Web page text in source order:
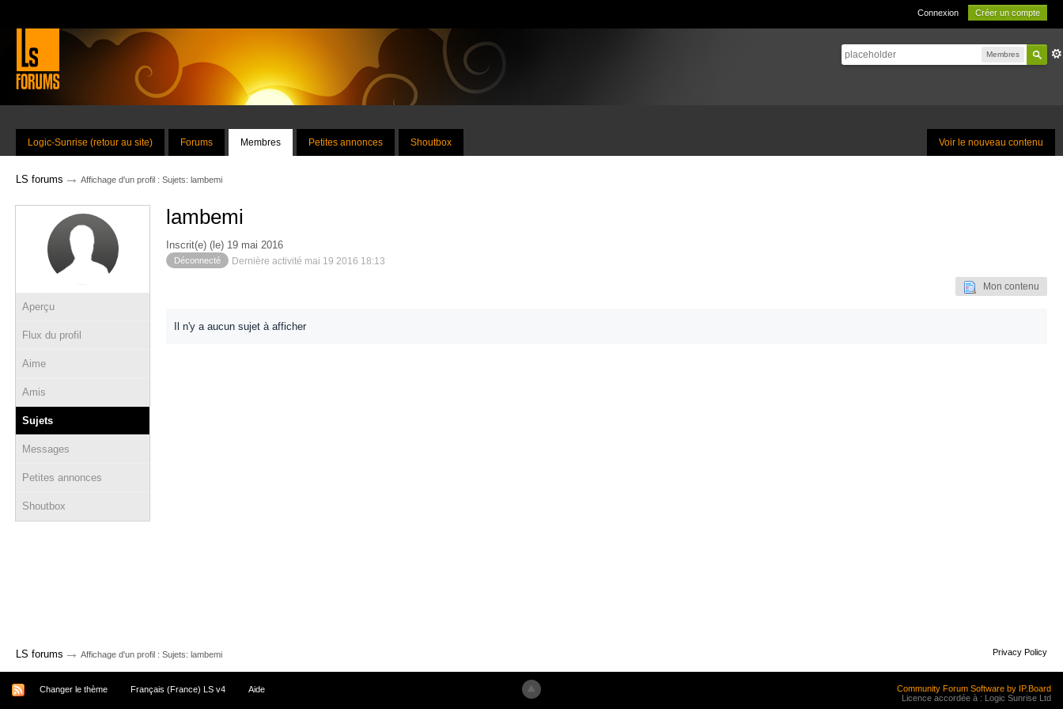
Connexion Créer un compte
Membres
Voir le nouveau contenu
Logic-Sunrise (retour au site) Forums Membres Petites annonces Shoutbox
LS forums → Affichage d'un profil : Sujets: lambemi
Aperçu
Flux du profil
Aime
Amis
Sujets
Messages
Petites annonces
Shoutbox
lambemi
Inscrit(e) (le) 19 mai 2016
Déconnecté Dernière activité mai 19 2016 18:13
Mon contenu
Il n'y a aucun sujet à afficher
LS forums → Affichage d'un profil : Sujets: lambemi Privacy Policy
Changer le thème Français (France) LS v4 Aide
Community Forum Software by IP.Board
Licence accordée à : Logic Sunrise Ltd